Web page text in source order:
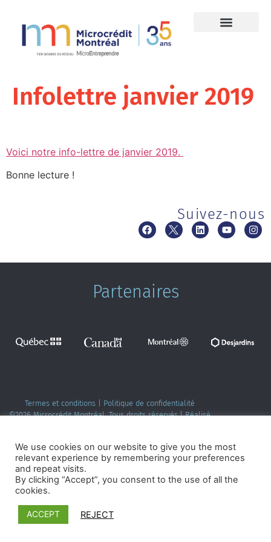
Infolettre janvier 2019
Voici notre info-lettre de janvier 2019.
Bonne lecture !
Suivez-nous
Partenaires
Termes et conditions| Politique de confidentialité
©2026 Microcrédit Montréal. Tous droits réservés.|Réalisé
We use cookies on our website to give you the most
relevant experience by remembering your preferences
and repeat visits.
By clicking “Accept”, you consent to the use of all the
cookies.
ACCEPT REJECT